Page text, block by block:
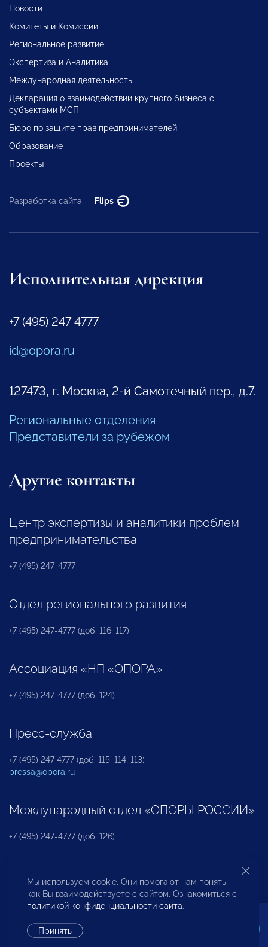
Новости
Комитеты и Комиссии
Региональное развитие
Экспертиза и Аналитика
Международная деятельность
Декларация о взаимодействии крупного бизнеса с
субъектами МСП
Бюро по защите прав предпринимателей
Образование
Проекты
Разработка сайта — Flips
Исполнительная дирекция
+7 (495) 247 4777
id@opora.ru
127473, г. Москва, 2-й Самотечный пер., д.7.
Региональные отделения
Представители за рубежом
Другие контакты
Центр экспертизы и аналитики проблем
предпринимательства
+7 (495) 247-4777
Отдел регионального развития
+7 (495) 247-4777 (доб. 116, 117)
Ассоциация «НП «ОПОРА»
+7 (495) 247-4777 (доб. 124)
Пресс-служба
+7 (495) 247 4777 (доб. 115, 114, 113)
pressa@opora.ru
Международный отдел «ОПОРЫ РОССИИ»
+7 (495) 247-4777 (доб. 126)
Бюро по защите прав предпринимателей и
инвесторов
Мы используем cookie. Они помогают нам понять,
как Вы взаимодействуете с сайтом. Ознакомиться с
политикой конфиденциальности сайта.
Принять